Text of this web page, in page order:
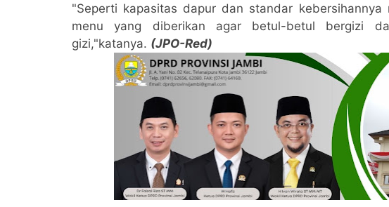
"Seperti kapasitas dapur dan standar kebersihannya
menu yang diberikan agar betul-betul bergizi
gizi,"katanya. (JPO-Red)